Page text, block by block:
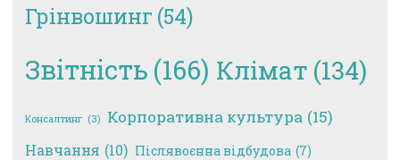
Грінвошинг (54)
Звітність (166) Клімат (134)
Консалтинг (3) Корпоративна культура (15)
Навчання (10) Післявоєнна відбудова (7)